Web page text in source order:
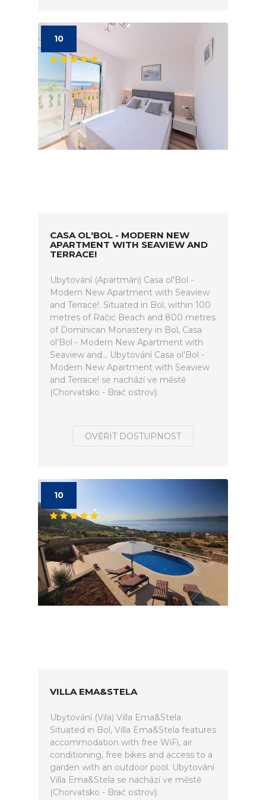
10
CASA OL'BOL - MODERN NEW
APARTMENT WITH SEAVIEW AND
TERRACE!
Ubytování (Apartmán) Casa ol'Bol -
Modern New Apartment with Seaview
and Terrace!. Situated in Bol, within 100
metres of Račić Beach and 800 metres
of Dominican Monastery in Bol, Casa
ol'Bol - Modern New Apartment with
Seaview and... Ubytování Casa ol'Bol -
Modern New Apartment with Seaview
and Terrace! se nachází ve městě
(Chorvatsko - Brač ostrov).
OVĚŘIT DOSTUPNOST
10
VILLA EMA&STELA
Ubytování (Vila) Villa Ema&Stela.
Situated in Bol, Villa Ema&Stela features
accommodation with free WiFi, air
conditioning, free bikes and access to a
garden with an outdoor pool. Ubytování
Villa Ema&Stela se nachází ve městě
(Chorvatsko - Brač ostrov).